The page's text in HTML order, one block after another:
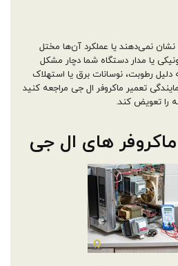
نمی‌دهند یا عملکرد آن‌ها مختل
یا مدار دستگاه شما دچار مشکل
رطوبت، نوسانات برق یا استهلاک
تعمیر ماکروفر ال جی مراجعه کنید
را تعویض کند.
های ال جی